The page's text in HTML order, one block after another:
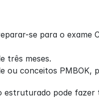
se para o exame
três meses.
ou conceitos PMBOK,
estruturado pode fazer